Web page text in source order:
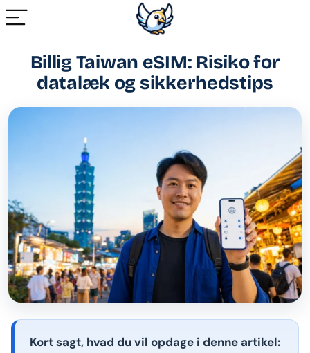
Billig Taiwan eSIM: Risiko for
datalæk og sikkerhedstips
Kort sagt, hvad du vil opdage i denne artikel: